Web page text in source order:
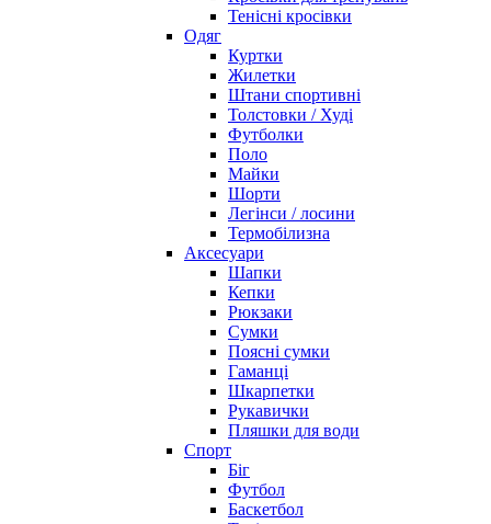
Тенісні кросівки
Одяг
Куртки
Жилетки
Штани спортивні
Толстовки / Худі
Футболки
Поло
Майки
Шорти
Легінси / лосини
Термобілизна
Аксесуари
Шапки
Кепки
Рюкзаки
Сумки
Поясні сумки
Гаманці
Шкарпетки
Рукавички
Пляшки для води
Спорт
Біг
Футбол
Баскетбол